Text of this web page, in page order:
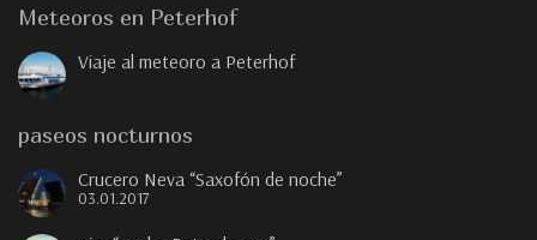
Meteoros en Peterhof
Viaje al meteoro a Peterhof
paseos nocturnos
Crucero Neva “Saxofón de noche”
03.01.2017